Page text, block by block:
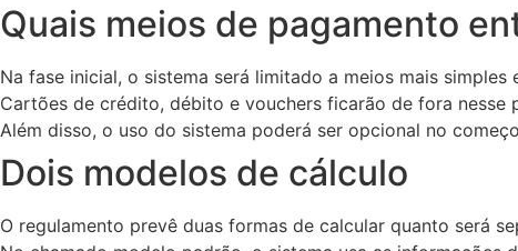
Quais meios de pagamento
Na fase inicial, o sistema será limitado a meios mais
Cartões de crédito, débito e vouchers ficarão de fora nesse
Além disso, o uso do sistema poderá ser opcional no
Dois modelos de cálculo
O regulamento prevê duas formas de calcular quanto será